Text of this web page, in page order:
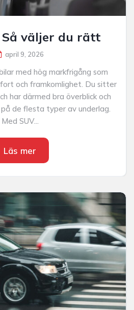
Så väljer du rätt
april 9, 2026
med hög markfrigång som
och framkomlighet. Du sitter
har därmed bra överblick och
de flesta typer av underlag.
Med SUV...
Läs mer